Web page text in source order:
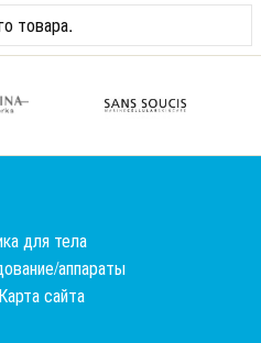
товара.
для тела
аппараты
Карта сайта